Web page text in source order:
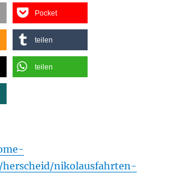
Pocket
teilen
teilen
nikolausfahrten-